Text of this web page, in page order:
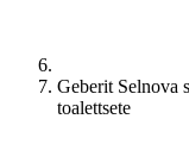
Geberit Selnova
toalettsete